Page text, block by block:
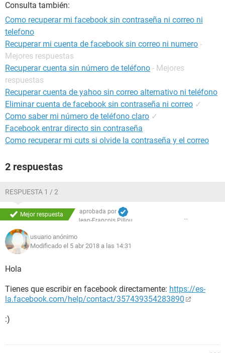
Consulta también:
Como recuperar mi facebook sin contraseña ni correo ni
telefono
Recuperar mi cuenta de facebook sin correo ni numero -
Mejores respuestas
Recuperar cuenta sin número de teléfono - Mejores
respuestas
Recuperar cuenta de yahoo sin correo alternativo ni teléfono
Eliminar cuenta de facebook sin contraseña ni correo ✓
Como saber mi número de teléfono claro ✓
Facebook entrar directo sin contraseña
Como recuperar mi cuts si olvide la contraseña y el correo
2 respuestas
RESPUESTA 1 / 2
Mejor respuesta
aprobada por
Jean-François Pillou
usuario anónimo
Modificado el 5 abr 2018 a las 14:31
Hola
Tienes que escribir en facebook directamente: https://es-
la.facebook.com/help/contact/357439354283890
:)